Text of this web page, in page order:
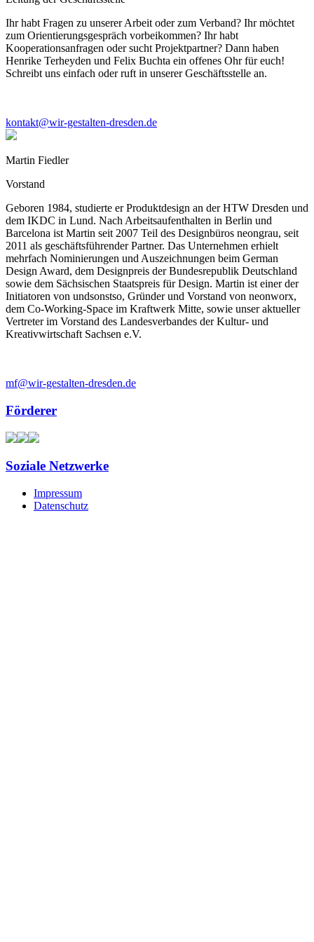
Ihr habt Fragen zu unserer Arbeit oder zum Verband? Ihr möchtet
zum Orientierungsgespräch vorbeikommen? Ihr habt
Kooperationsanfragen oder sucht Projektpartner? Dann haben
Henrike Terheyden und Felix Buchta ein offenes Ohr für euch!
Schreibt uns einfach oder ruft in unserer Geschäftsstelle an.
kontakt@wir-gestalten-dresden.de
Martin Fiedler
Vorstand
Geboren 1984, studierte er Produktdesign an der HTW Dresden und
dem IKDC in Lund. Nach Arbeitsaufenthalten in Berlin und
Barcelona ist Martin seit 2007 Teil des Designbüros neongrau, seit
2011 als geschäftsführender Partner. Das Unternehmen erhielt
mehrfach Nominierungen und Auszeichnungen beim German
Design Award, dem Designpreis der Bundesrepublik Deutschland
sowie dem Sächsischen Staatspreis für Design. Martin ist einer der
Initiatoren von undsonstso, Gründer und Vorstand von neonworx,
dem Co-Working-Space im Kraftwerk Mitte, sowie unser aktueller
Vertreter im Vorstand des Landesverbandes der Kultur- und
Kreativwirtschaft Sachsen e.V.
mf@wir-gestalten-dresden.de
Förderer
Soziale Netzwerke
Impressum
Datenschutz